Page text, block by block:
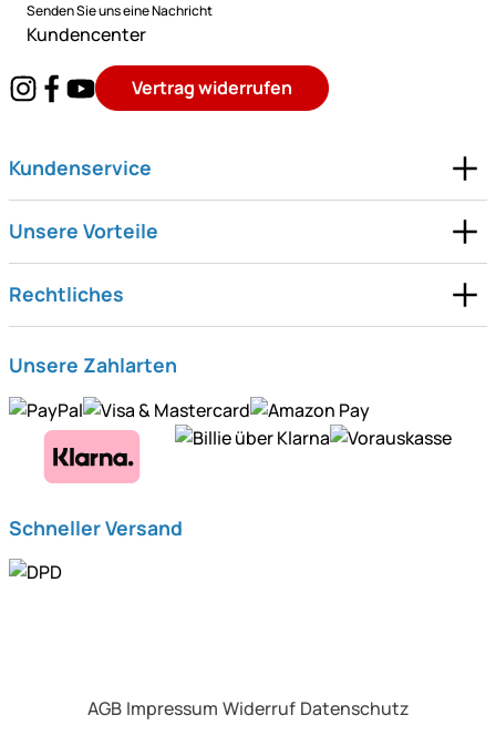
Senden Sie uns eine Nachricht
Kundencenter
Vertrag widerrufen
Kundenservice
Unsere Vorteile
Rechtliches
Unsere Zahlarten
Schneller Versand
AGB Impressum Widerruf Datenschutz